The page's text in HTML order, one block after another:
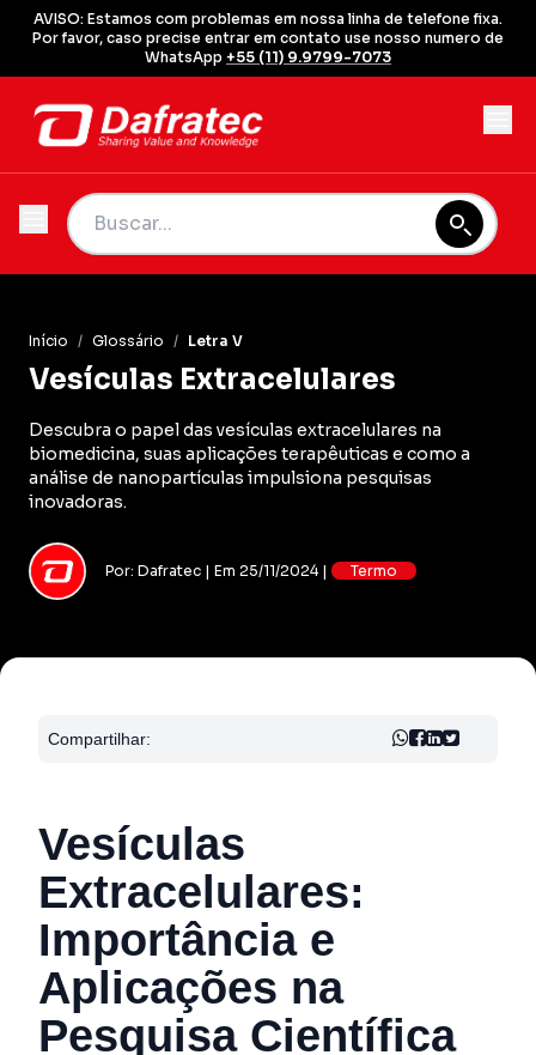
AVISO: Estamos com problemas em nossa linha de telefone fixa.
Por favor, caso precise entrar em contato use nosso numero de
WhatsApp +55 (11) 9.9799-7073
Início / Glossário / Letra V
Vesículas Extracelulares
Descubra o papel das vesículas extracelulares na
biomedicina, suas aplicações terapêuticas e como a
análise de nanopartículas impulsiona pesquisas
inovadoras.
Por: Dafratec | Em 25/11/2024 | Termo
Compartilhar:
Vesículas
Extracelulares:
Importância e
Aplicações na
Pesquisa Científica